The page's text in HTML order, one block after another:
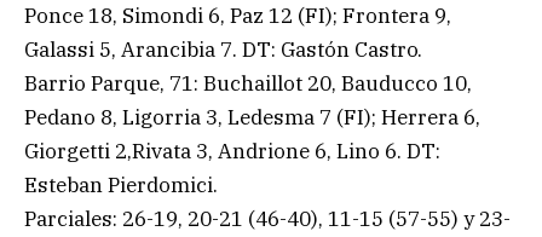
Ponce 18, Simondi 6, Paz 12 (FI); Frontera 9,
Galassi 5, Arancibia 7. DT: Gastón Castro.
Barrio Parque, 71: Buchaillot 20, Bauducco 10,
Pedano 8, Ligorria 3, Ledesma 7 (FI); Herrera 6,
Giorgetti 2,Rivata 3, Andrione 6, Lino 6. DT:
Esteban Pierdomici.
Parciales: 26-19, 20-21 (46-40), 11-15 (57-55) y 23-